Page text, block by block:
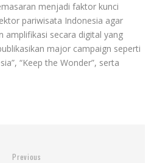
menjadi faktor kunci
pariwisata Indonesia agar
amplifikasi secara digital yang
major campaign seperti
“Keep the Wonder”, serta
Previous